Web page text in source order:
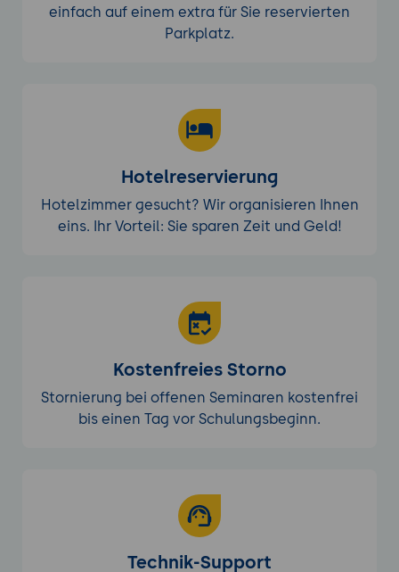
einfach auf einem extra für Sie reservierten
Parkplatz.
Hotelreservierung
Hotelzimmer gesucht? Wir organisieren Ihnen
eins. Ihr Vorteil: Sie sparen Zeit und Geld!
Kostenfreies Storno
Stornierung bei offenen Seminaren kostenfrei
bis einen Tag vor Schulungsbeginn.
Technik-Support